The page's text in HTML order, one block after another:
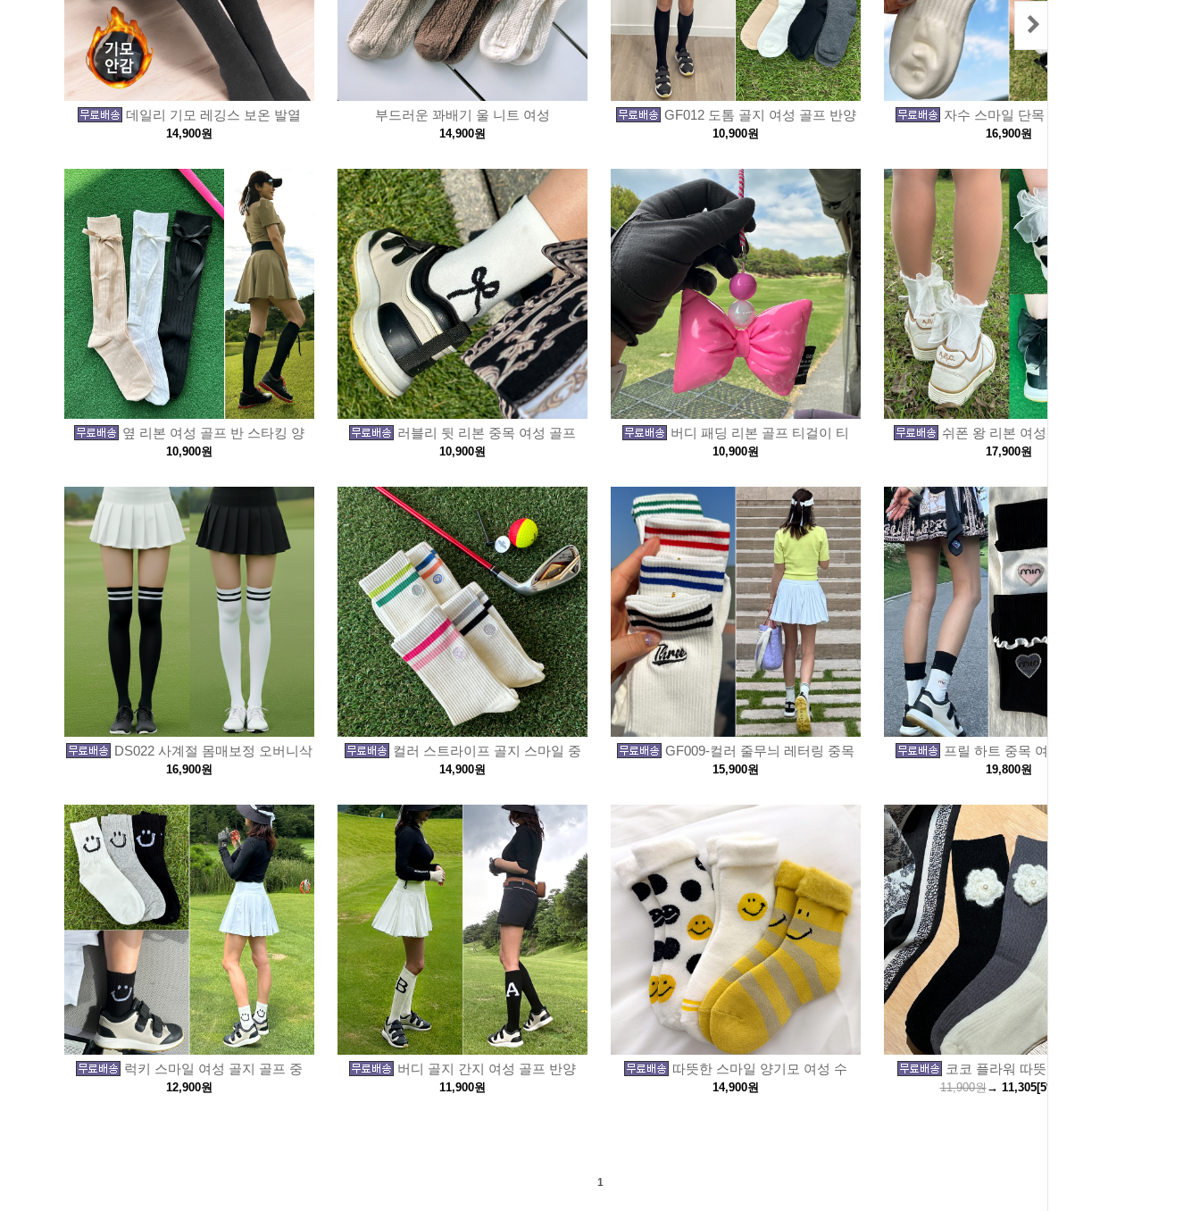
데일리 기모 레깅스 보온 발열
14,900원
부드러운 꽈배기 울 니트 여성
14,900원
GF012 도톰 골지 여성 골프 반양
10,900원
자수 스마일 단목 여성 골프 양
16,900원
옆 리본 여성 골프 반 스타킹 양
10,900원
러블리 뒷 리본 중목 여성 골프
10,900원
버디 패딩 리본 골프 티걸이 티
10,900원
쉬폰 왕 리본 여성 골프 중목 양
17,900원
DS022 사계절 몸매보정 오버니삭
16,900원
컬러 스트라이프 골지 스마일 중
14,900원
GF009-컬러 줄무늬 레터링 중목
15,900원
프릴 하트 중목 여자 골프 양말
19,800원
럭키 스마일 여성 골지 골프 중
12,900원
버디 골지 간지 여성 골프 반양
11,900원
따뜻한 스마일 양기모 여성 수
14,900원
코코 플라워 따뜻한 장목 여성
11,900원→ 11,305[5%↓]
1